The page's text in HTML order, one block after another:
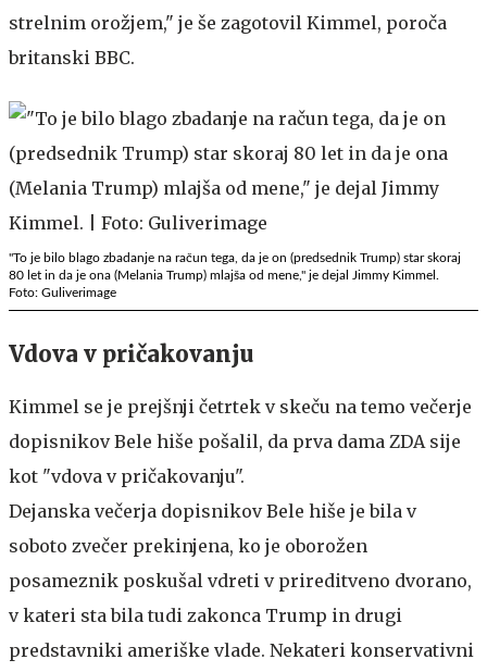
strelnim orožjem," je še zagotovil Kimmel, poroča
britanski BBC.
"To je bilo blago zbadanje na račun tega, da je on (predsednik Trump) star skoraj
80 let in da je ona (Melania Trump) mlajša od mene," je dejal Jimmy Kimmel.
Foto: Guliverimage
Vdova v pričakovanju
Kimmel se je prejšnji četrtek v skeču na temo večerje
dopisnikov Bele hiše pošalil, da prva dama ZDA sije
kot "vdova v pričakovanju".
Dejanska večerja dopisnikov Bele hiše je bila v
soboto zvečer prekinjena, ko je oborožen
posameznik poskušal vdreti v prireditveno dvorano,
v kateri sta bila tudi zakonca Trump in drugi
predstavniki ameriške vlade. Nekateri konservativni